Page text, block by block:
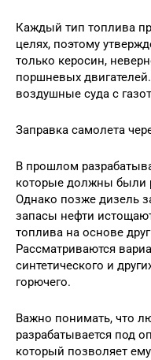
Каждый тип топлива
целях, поэтому
только керосин,
поршневых
воздушные суда с
Заправка самолета
В прошлом
которые должны были
Однако позже дизель
запасы нефти
топлива на основе
Рассматриваются
синтетического и
горючего.
Важно понимать, что
разрабатывается под
который позволяет